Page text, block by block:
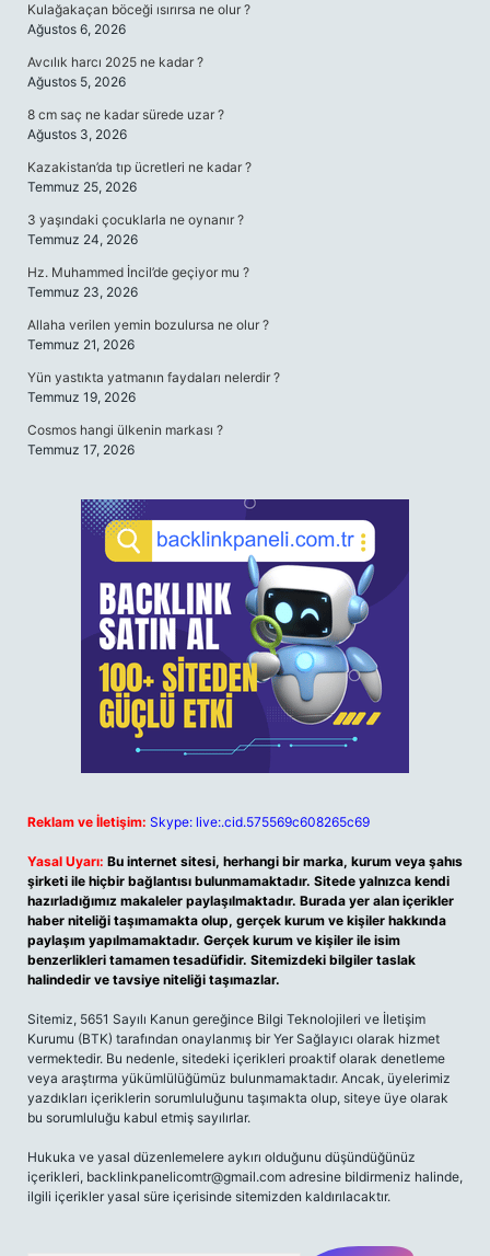
Kulağakaçan böceği ısırırsa ne olur ?
Ağustos 6, 2026
Avcılık harcı 2025 ne kadar ?
Ağustos 5, 2026
8 cm saç ne kadar sürede uzar ?
Ağustos 3, 2026
Kazakistan’da tıp ücretleri ne kadar ?
Temmuz 25, 2026
3 yaşındaki çocuklarla ne oynanır ?
Temmuz 24, 2026
Hz. Muhammed İncil’de geçiyor mu ?
Temmuz 23, 2026
Allaha verilen yemin bozulursa ne olur ?
Temmuz 21, 2026
Yün yastıkta yatmanın faydaları nelerdir ?
Temmuz 19, 2026
Cosmos hangi ülkenin markası ?
Temmuz 17, 2026
Reklam ve İletişim: Skype: live:.cid.575569c608265c69
Yasal Uyarı: Bu internet sitesi, herhangi bir marka, kurum veya şahıs
şirketi ile hiçbir bağlantısı bulunmamaktadır. Sitede yalnızca kendi
hazırladığımız makaleler paylaşılmaktadır. Burada yer alan içerikler
haber niteliği taşımamakta olup, gerçek kurum ve kişiler hakkında
paylaşım yapılmamaktadır. Gerçek kurum ve kişiler ile isim
benzerlikleri tamamen tesadüfidir. Sitemizdeki bilgiler taslak
halindedir ve tavsiye niteliği taşımazlar.
Sitemiz, 5651 Sayılı Kanun gereğince Bilgi Teknolojileri ve İletişim
Kurumu (BTK) tarafından onaylanmış bir Yer Sağlayıcı olarak hizmet
vermektedir. Bu nedenle, sitedeki içerikleri proaktif olarak denetleme
veya araştırma yükümlülüğümüz bulunmamaktadır. Ancak, üyelerimiz
yazdıkları içeriklerin sorumluluğunu taşımakta olup, siteye üye olarak
bu sorumluluğu kabul etmiş sayılırlar.
Hukuka ve yasal düzenlemelere aykırı olduğunu düşündüğünüz
içerikleri, backlinkpanelicomtr@gmail.com adresine bildirmeniz halinde,
ilgili içerikler yasal süre içerisinde sitemizden kaldırılacaktır.